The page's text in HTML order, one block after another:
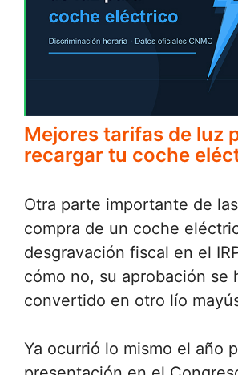
Mejores tarifas de luz
recargar tu coche
Otra parte importante de
compra de un coche
desgravación fiscal en el
cómo no, su aprobación se
convertido en otro lío
Ya ocurrió lo mismo el año